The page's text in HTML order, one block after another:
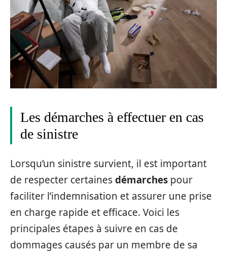
Les démarches à effectuer en cas
de sinistre
Lorsqu’un sinistre survient, il est important
de respecter certainesdémarches pour
faciliter l’indemnisation et assurer une prise
en charge rapide et efficace. Voici les
principales étapes à suivre en cas de
dommages causés par un membre de sa